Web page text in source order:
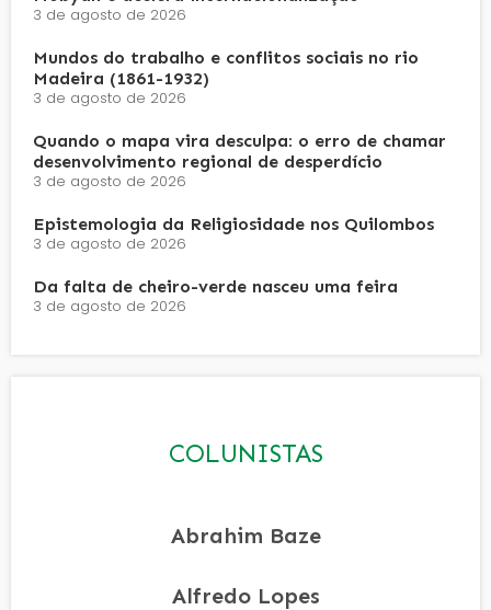
3 de agosto de 2026
Mundos do trabalho e conflitos sociais no rio
Madeira (1861-1932)
3 de agosto de 2026
Quando o mapa vira desculpa: o erro de chamar
desenvolvimento regional de desperdício
3 de agosto de 2026
Epistemologia da Religiosidade nos Quilombos
3 de agosto de 2026
Da falta de cheiro-verde nasceu uma feira
3 de agosto de 2026
COLUNISTAS
Abrahim Baze
Alfredo Lopes